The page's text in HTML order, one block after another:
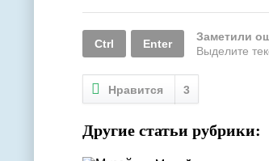
Ctrl Enter
Заметили
Выделите
Нравится 3
Другие статьи рубрики: